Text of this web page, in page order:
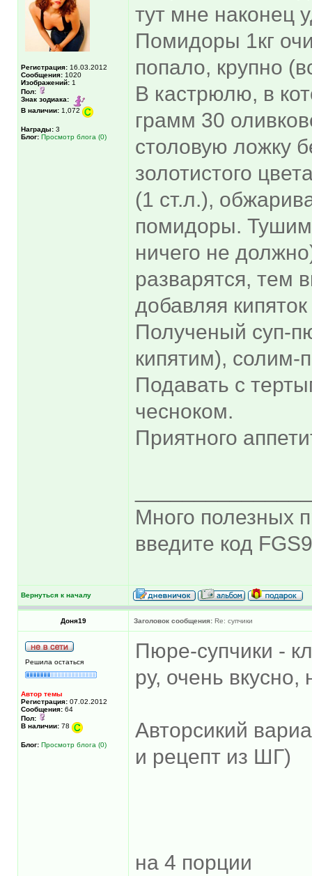
Регистрация: 16.03.2012
Сообщения: 1020
Изображений: 1
Пол:
Знак зодиака:
В наличии: 1,072
Награды: 3
Блог: Просмотр блога (0)
тут мне наконец
Помидоры 1кг
попало, крупно
В кастрюлю, в
грамм 30
столовую ложку
золотистого
(1 ст.л.),
помидоры. Тушим
ничего не
разварятся, тем
добавляя
Полученый суп-
кипятим), солим-
Подавать с
чесноком.
Приятного
Много полезных
введите код
Вернуться к началу
Доня19 Заголовок сообщения: Re: супчики
Решила остаться
Автор темы
Регистрация: 07.02.2012
Сообщения: 64
Пол:
В наличии: 78
Блог: Просмотр блога (0)
Пюре-супчики -
ру, очень вкусно,
Авторсикий
и рецепт из ШГ)
на 4 порции